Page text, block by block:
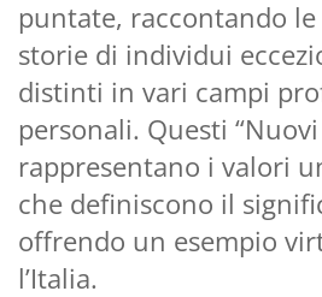
puntate, raccontando
storie di individui
distinti in vari campi
personali. Questi “Nuovi
rappresentano i valori
che definiscono il
offrendo un esempio
l’Italia.